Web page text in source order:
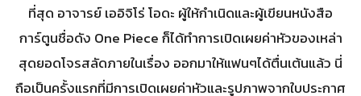
ที่สุด อาจารย์ เออิจิโร่ โอดะ ผู้ให้กำเนิดและผู้เขียนหนังสือ
การ์ตูนชื่อดัง One Piece ก็ได้ทำการเปิดเผยค่าหัวของเหล่า
สุดยอดโจรสลัดภายในเรื่อง ออกมาให้แฟนๆได้ตื่นเต้นแล้ว นี่
ถือเป็นครั้งแรกที่มีการเปิดเผยค่าหัวและรูปภาพจากใบประกาศ